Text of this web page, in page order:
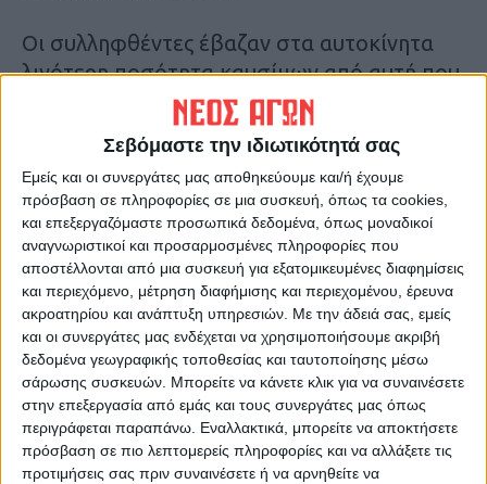
Σεβόμαστε την ιδιωτικότητά σας
Εμείς και οι συνεργάτες μας αποθηκεύουμε και/ή έχουμε
πρόσβαση σε πληροφορίες σε μια συσκευή, όπως τα cookies,
και επεξεργαζόμαστε προσωπικά δεδομένα, όπως μοναδικοί
αναγνωριστικοί και προσαρμοσμένες πληροφορίες που
αποστέλλονται από μια συσκευή για εξατομικευμένες διαφημίσεις
και περιεχόμενο, μέτρηση διαφήμισης και περιεχομένου, έρευνα
ακροατηρίου και ανάπτυξη υπηρεσιών. Με την άδειά σας, εμείς
και οι συνεργάτες μας ενδέχεται να χρησιμοποιήσουμε ακριβή
δεδομένα γεωγραφικής τοποθεσίας και ταυτοποίησης μέσω
σάρωσης συσκευών. Μπορείτε να κάνετε κλικ για να συναινέσετε
στην επεξεργασία από εμάς και τους συνεργάτες μας όπως
περιγράφεται παραπάνω. Εναλλακτικά, μπορείτε να αποκτήσετε
πρόσβαση σε πιο λεπτομερείς πληροφορίες και να αλλάξετε τις
προτιμήσεις σας πριν συναινέσετε ή να αρνηθείτε να
Οι συλληφθέντες έβαζαν στα αυτοκίνητα
λιγότερη ποσότητα καυσίμων από αυτή που
αναγραφόταν στις αντλίες. Επίσης
κατηγορούνται για απάτη σε βάρος πελατών
των πρατηρίων υγρών καυσίμων με
ελλειμματικές παραδόσεις, φοροδιαφυγή με
χρήση εικονικών παραστατικών και
νομιμοποίηση εσόδων από εγκληματική
δραστηριότητα.
Πηγή: newsit.gr
Τελευταίες Ειδήσεις Σήμερα
Ακολούθησε την εφημερίδα ΝΕΟΣ